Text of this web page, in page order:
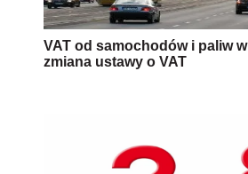
VAT od samochodów i paliw w
zmiana ustawy o VAT